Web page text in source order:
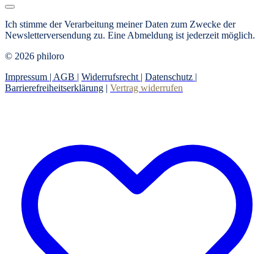
Ich stimme der Verarbeitung meiner Daten zum Zwecke der
Newsletterversendung zu. Eine Abmeldung ist jederzeit möglich.
© 2026 philoro
Impressum | AGB | Widerrufsrecht | Datenschutz |
Barrierefreiheitserklärung | Vertrag widerrufen